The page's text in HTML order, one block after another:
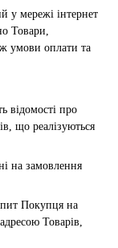
у мережі інтернет
Товари,
умови оплати та
відомості про
що реалізуються
на замовлення
Покупця на
Товарів,